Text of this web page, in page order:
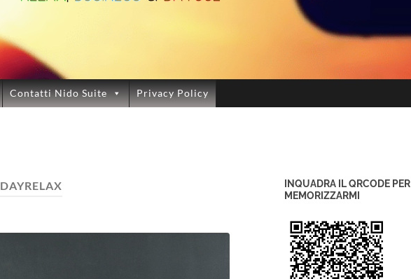
Contatti Nido Suite Privacy Policy
DAYRELAX
INQUADRA IL QRCODE PER
MEMORIZZARMI